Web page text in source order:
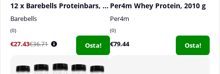
12 x Barebells Proteinbars, 55 g
Barebells
0
€27.43€36.71 Osta!
Per4m Whey Protein, 2010 g
Per4m
0
€79.44 Osta!